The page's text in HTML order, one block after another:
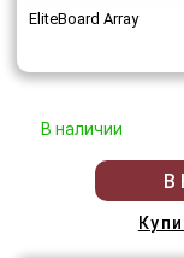
EliteBoard Array
В наличии
В